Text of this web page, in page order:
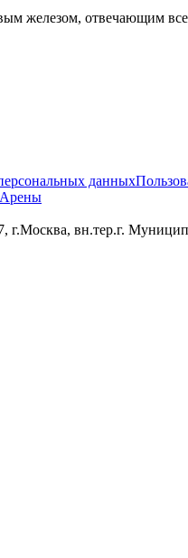
железом, отвечающим
данных
Арены
вн.тер.г.